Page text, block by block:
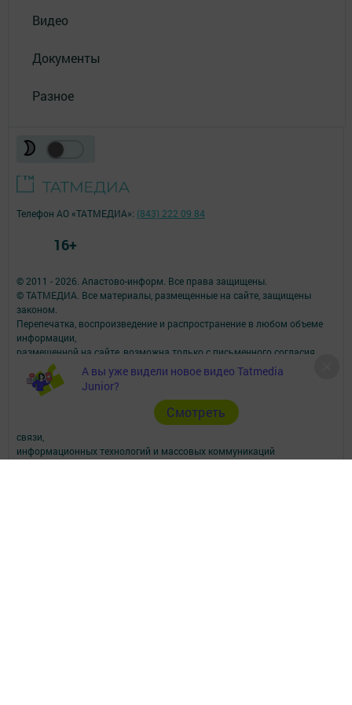
Видео
Документы
Разное
А вы уже видели новое видео Tatmedia
Junior?
Cмотреть
© 2011 - 2026. Апастово-информ. Все права защищены.
© ТАТМЕДИА. Все материалы, размещенные на сайте, защищены
законом.
Перепечатка, воспроизведение и распространение в любом объеме
информации,
размещенной на сайте, возможна только с письменного согласия
редакций СМИ.
При поддержке Республиканского агентства по печати и массовым
коммуникациям.
Наименование СМИ: Апастово-информ
СМИ зарегистрировано Федеральной службой по надзору в сфере
связи,
информационных технологий и массовых коммуникаций
Телефон АО «ТАТМЕДИА»: (843) 222 09 84
16+